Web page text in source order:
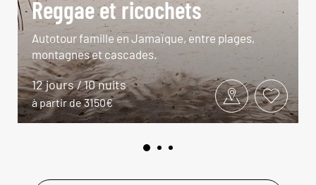
Reggae et ricochets
Autotour famille en Jamaïque, entre plages,
montagnes et cascades.
12 jours / 10 nuits
à partir de 3150€